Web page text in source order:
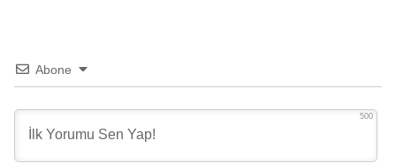
Abone
500